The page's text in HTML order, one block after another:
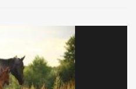
sul Decreto di riordino dei